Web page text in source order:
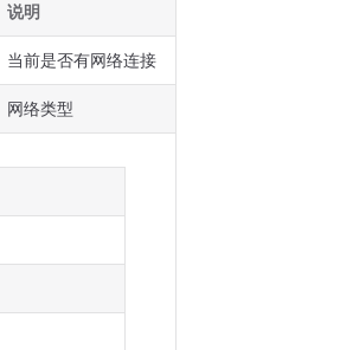
说明
当前是否有网络连接
网络类型